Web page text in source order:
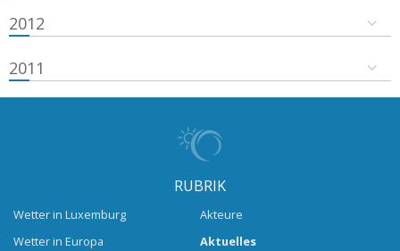
2012
2011
RUBRIK
Wetter in Luxemburg
Wetter in Europa
Akteure
Aktuelles